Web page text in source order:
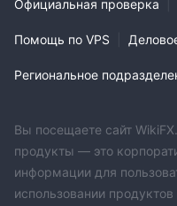
Официальная проверка
Помощь по VPS
Региональное
Вы посещаете сайт
продукты — это
информации для
использовании